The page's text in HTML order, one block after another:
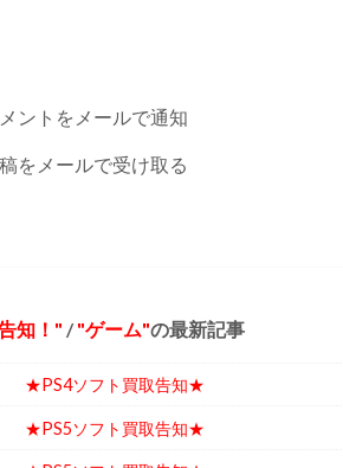
ントをメールで通知
をメールで受け取る
知！ / ゲーム の最新記事
★PS4ソフト買取告知★
★PS5ソフト買取告知★